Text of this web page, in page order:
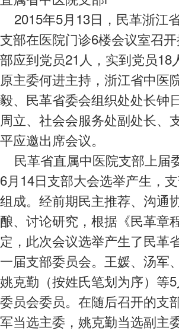
2015年5月13日，民革浙江
支部在医院门诊6楼会议室召
部应到党员21人，实到党员18
原主委何进主持，浙江省中医
毅、民革省委会组织处处长钟
周立、社会会服务处副处长、
平应邀出席会议。
民革省直属中医院支部上届
6月14日支部大会选举产生，
组成。经前期民主推荐、沟通
酿、讨论研究，根据《民革章
定，此次会议选举产生了民革
一届支部委员会。王媛、汤军
姚克勤（按姓氏笔划为序）等
委员会委员。在随后召开的支
军当选主委，姚克勤当选副主